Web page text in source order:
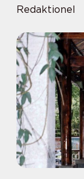
Redaktionel